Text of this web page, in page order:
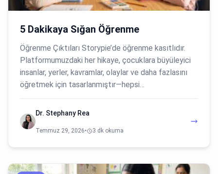
5 Dakikaya Sığan Öğrenme
Öğrenme Çıktıları Storypie’de öğrenme kasıtlıdır.
Platformumuzdaki her hikaye, çocuklara büyüleyici
insanlar, yerler, kavramlar, olaylar ve daha fazlasını
öğretmek için tasarlanmıştır—hepsi…
Dr. Stephany Rea
Temmuz 29, 2026• 3 dk okuma